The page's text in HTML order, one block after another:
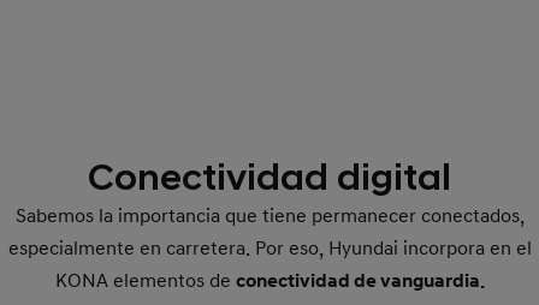
Conectividad digital
Sabemos la importancia que tiene permanecer conectados,
especialmente en carretera. Por eso, Hyundai incorpora en el
KONA elementos de conectividad de vanguardia.